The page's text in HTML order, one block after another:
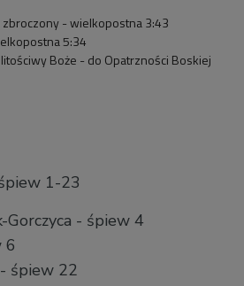
zbroczony - wielkopostna 3:43
5:34
Boże - do Opatrzności Boskiej
1-23
Gorczyca - śpiew 4
6
- śpiew 22